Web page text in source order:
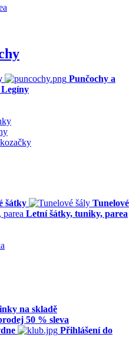
Punčochy a
Legíny
šátky
Tunelové
Letní šátky, tuniky, parea
na skladě
50 % sleva
Přihlášení do